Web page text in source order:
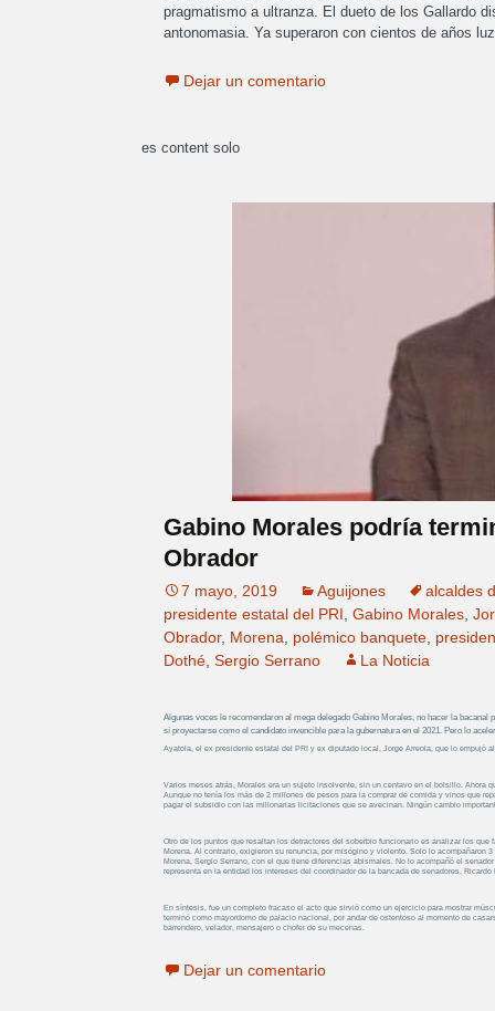
pragmatismo a ultranza. El dueto de los Gallardo
antonomasia. Ya superaron con cientos de años
Dejar un comentario
es content solo
Gabino Morales podría
Obrador
7 mayo, 2019 Aguijones
alcaldes
presidente estatal del PRI Gabino Morales
Obrador, Morena polémico banquete
Dothé Sergio Serrano La Noticia
Algunas voces le recomendaron al mega delegado Gabino Morales, no hacer la
sí proyectarse como el candidato invencible para la gubernatura en el 2021. Pero lo
Ayatola, el ex presidente estatal del PRI y ex diputado local, Jorge Arreola, que lo empujó
Varios meses atrás, Morales era un sujeto insolvente, sin un centavo en el bolsillo. Ahora
Aunque no tenía los más de 2 millones de pesos para la comprar de comida y vinos que
pagar el subsidio con las millonarias licitaciones que se avecinan. Ningún cambio
Otro de los puntos que resaltan los detractores del soberbio funcionario es analizar los
Morena. Al contrario, exigieron su renuncia, por misógino y violento. Solo lo
Morena, Sergio Serrano, con el que tiene diferencias abismales. No lo acompañó el
representa en la entidad los intereses del coordinador de la bancada de senadores,
En síntesis, fue un completo fracaso el acto que sirvió como un ejercicio para mostrar
terminó como mayordomo de palacio nacional, por andar de ostentoso al momento de
barrendero, velador, mensajero o chofer de su mecenas.
Dejar un comentario